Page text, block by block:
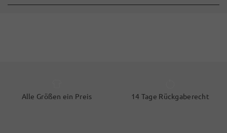
Alle Größen ein Preis 14 Tage Rückgaberecht